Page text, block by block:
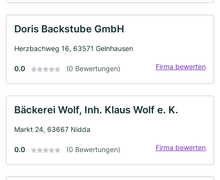
Doris Backstube GmbH
Herzbachweg 16, 63571 Gelnhausen
0.0 (0 Bewertungen) Firma bewerten
Bäckerei Wolf, Inh. Klaus Wolf e. K.
Markt 24, 63667 Nidda
0.0 (0 Bewertungen) Firma bewerten